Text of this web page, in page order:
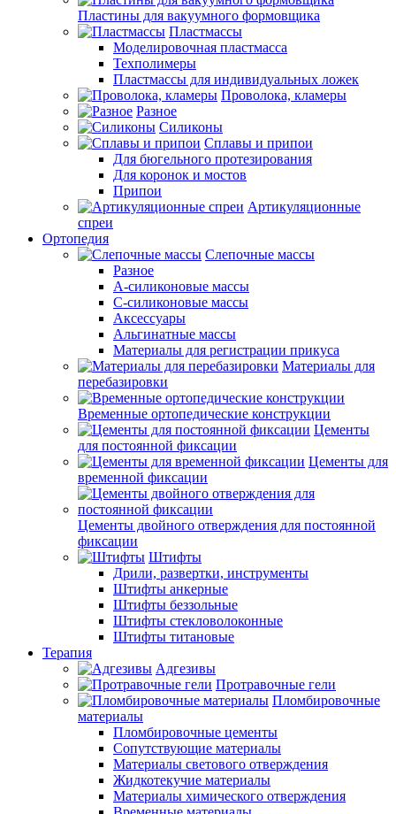
Пластины для вакуумного формовщика
Пластмассы
Моделировочная пластмасса
Техполимеры
Пластмассы для индивидуальных ложек
Проволока, кламеры
Разное
Силиконы
Сплавы и припои
Для бюгельного протезирования
Для коронок и мостов
Припои
Артикуляционные
спреи
Ортопедия
Слепочные массы
Разное
А-силиконовые массы
С-силиконовые массы
Аксессуары
Альгинатные массы
Материалы для регистрации прикуса
Материалы для
перебазировки
Временные ортопедические конструкции
Цементы
для постоянной фиксации
Цементы для
временной фиксации
Цементы двойного отверждения для постоянной
фиксации
Штифты
Дрили, развертки, инструменты
Штифты анкерные
Штифты беззольные
Штифты стекловолоконные
Штифты титановые
Терапия
Адгезивы
Протравочные гели
Пломбировочные
материалы
Пломбировочные цементы
Сопутствующие материалы
Материалы светового отверждения
Жидкотекучие материалы
Материалы химического отверждения